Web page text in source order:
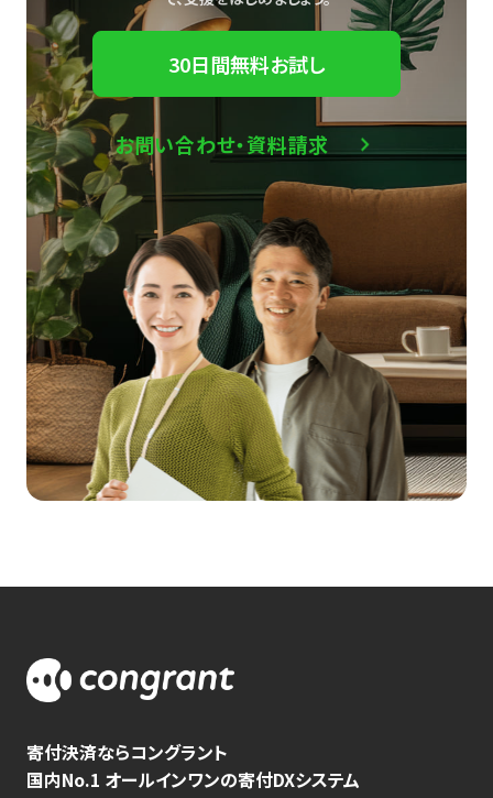
30日間無料お試し
お問い合わせ・資料請求
寄付決済ならコングラント
国内No.1 オールインワンの寄付DXシステム